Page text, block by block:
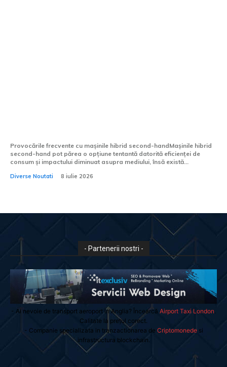
Provocările frecvente cu mașinile hibrid second-handMașinile hibrid
second-hand pot părea o opțiune tentantă datorită eficienței de
consum și impactului diminuat asupra mediului, însă există...
Diverse Noutati 8 iulie 2026
- Partenerii nostri -
- Ai nevoie de transport aeroport in Anglia? Încearcă Airport Taxi London
Calitate la prețul corect.
- Companie specializata in tranzactionarea de Criptomonedesi
infrastructura blockchain.